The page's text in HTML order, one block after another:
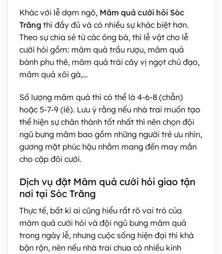
Khác với lễ dạm ngõ, Mâm quả cưới hỏi Sóc
Trăng thì đầy đủ và có nhiều sự khác biệt hơn.
Theo sự chia sẻ từ các ông bà, thì lễ vật cho lễ
cưới hỏi gồm: mâm quả trầu rượu, mâm quả
bánh phu thê, mâm quả trái cây vị ngọt chủ đạo,
mâm quả xôi gà,…
Số lượng mâm quả thì có thể là 4-6-8 (chẵn)
hoặc 5-7-9 (lẻ). Lưu ý rằng nếu nhà trai muốn tạo
thể hiện sự chân thành tốt nhất thì nên chọn đội
ngũ bưng mâm bao gồm những người trẻ ưu nhìn,
gương mặt phúc hậu nhằm mang đến may mắn
cho cặp đôi cưới.
Dịch vụ đặt Mâm quả cưới hỏi giao tận
nơi tại Sóc Trăng
Thực tế, bất kì ai cũng hiểu rất rõ vai trò của
mâm quả cưới hỏi và đội ngũ bưng mâm quả
trong ngày lễ, nhưng cuộc sống hiện đại thì khá
bận rộn, nên nếu nhà trai chưa có nhiều kinh